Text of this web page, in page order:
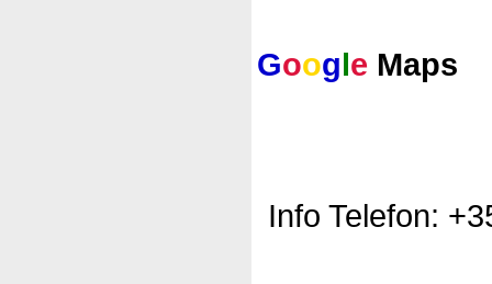
Google Maps
Info Telefon: